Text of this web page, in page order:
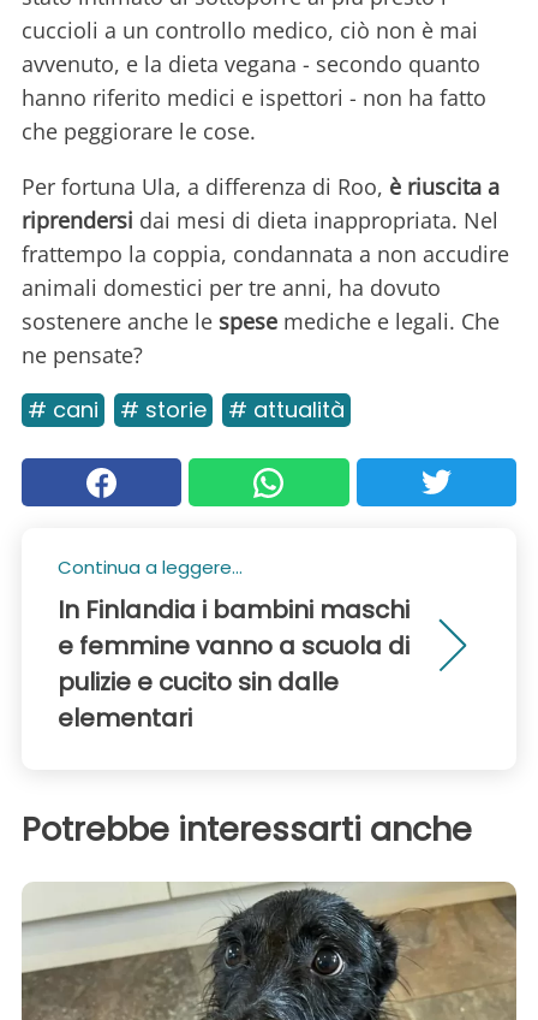
cuccioli a un controllo medico, ciò non è mai
avvenuto, e la dieta vegana - secondo quanto
hanno riferito medici e ispettori - non ha fatto
che peggiorare le cose.
Per fortuna Ula, a differenza di Roo, è riuscita a
riprendersi dai mesi di dieta inappropriata. Nel
frattempo la coppia, condannata a non accudire
animali domestici per tre anni, ha dovuto
sostenere anche le spese mediche e legali. Che
ne pensate?
# cani # storie # attualità
Continua a leggere...
In Finlandia i bambini maschi
e femmine vanno a scuola di
pulizie e cucito sin dalle
elementari
Potrebbe interessarti anche